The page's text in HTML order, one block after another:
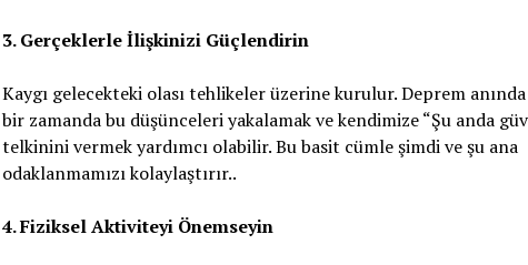
3. Gerçeklerle İlişkinizi Güçlendirin
Kaygı gelecekteki olası tehlikeler üzerine kurulur. Deprem anında
bir zamanda bu düşünceleri yakalamak ve kendimize “Şu anda
telkinini vermek yardımcı olabilir. Bu basit cümle şimdi ve şu ana
odaklanmamızı kolaylaştırır..
4. Fiziksel Aktiviteyi Önemseyin